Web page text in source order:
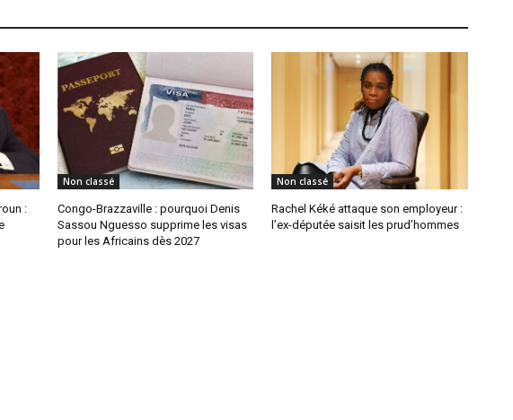
:
Non classé
Congo-Brazzaville : pourquoi Denis
Sassou Nguesso supprime les visas
pour les Africains dès 2027
Non classé
Rachel Kéké attaque son employeur :
l’ex-députée saisit les prud’hommes